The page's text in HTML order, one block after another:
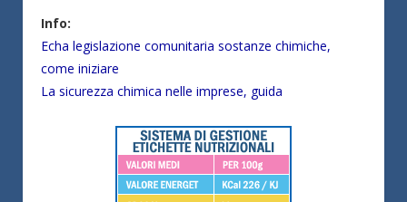
Info:
Echa legislazione comunitaria sostanze chimiche,
come iniziare
La sicurezza chimica nelle imprese, guida